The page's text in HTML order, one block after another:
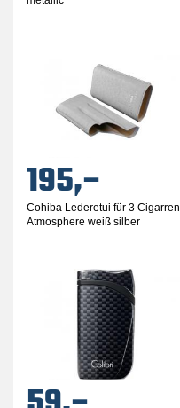
195,–
Cohiba Lederetui für 3 Cigarren
Atmosphere weiß silber